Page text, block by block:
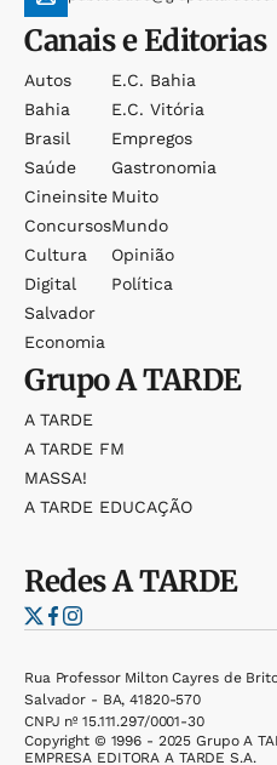
Canais e Editorias
Autos
Bahia
Brasil
Saúde
Cineinsite
Concursos
Cultura
Digital
Salvador
Economia
E.c. Bahia
E.c. Vitória
Empregos
Gastronomia
Muito
Mundo
Opinião
Política
GrupoA TARDE
A TARDE
A TARDE FM
MASSA!
A TARDE EDUCAÇÃO
RedesA TARDE
Rua Professor Milton Cayres de
Salvador - BA, 41820-570
CNPJ nº 15.111.297/0001-30
Copyright © 1996 - 2025 Grupo A
EMPRESA EDITORA A TARDE S.A.